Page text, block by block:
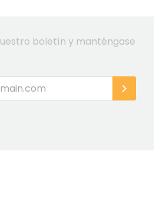
boletín y manténgase